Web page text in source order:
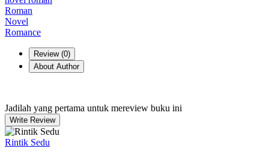
Roman
Novel
Romance
Review (0)
About Author
Jadilah yang pertama untuk mereview buku ini
Write Review
Rintik Sedu